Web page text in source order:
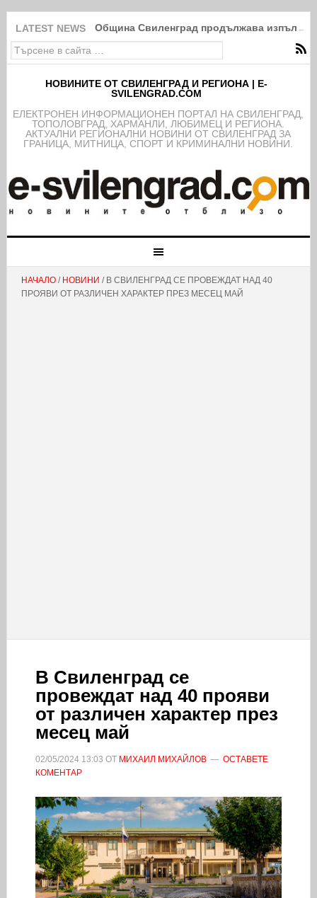
LATEST NEWS Община Свиленград продължава
НОВИНИТЕ ОТ СВИЛЕНГРАД И РЕГИОНА | E-
SVILENGRAD.COM
EЛЕКТРОНЕН ИНФОРМАЦИОНЕН ПОРТАЛ НА СВИЛЕНГРАД,
ТОПОЛОВГРАД, ХАРМАНЛИ, ЛЮБИМЕЦ И РЕГИОНА.
АКТУАЛНИ РЕГИОНАЛНИ НОВИНИ ОТ СВИЛЕНГРАД ЗА
ГРАНИЦА, МИТНИЦА, СПОРТ И КРИМИНАЛНИ НОВИНИ.
НАЧАЛО/ НОВИНИ / В СВИЛЕНГРАД СЕ ПРОВЕЖДАТ НАД 40
ПРОЯВИ ОТ РАЗЛИЧЕН ХАРАКТЕР ПРЕЗ МЕСЕЦ МАЙ
В Свиленград се
провеждат над 40 прояви
от различен характер през
месец май
02/05/2024 13:03 ОТ МИХАИЛ МИХАЙЛОВ
ОСТАВЕТЕ
КОМЕНТАР